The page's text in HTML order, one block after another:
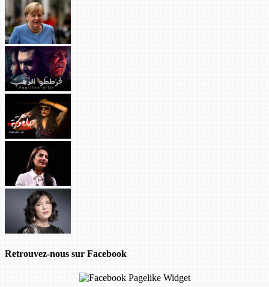
Retrouvez-nous sur Facebook